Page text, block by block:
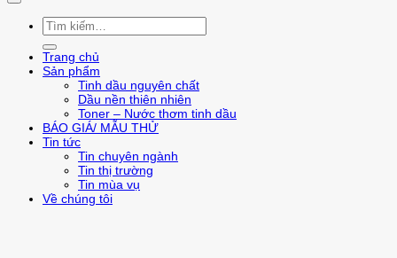
Tìm
kiếm:
Trang chủ
Sản phẩm
Tinh dầu nguyên chất
Dầu nền thiên nhiên
Toner – Nước thơm tinh dầu
BÁO GIÁ/ MẪU THỬ
Tin tức
Tin chuyên ngành
Tin thị trường
Tin mùa vụ
Về chúng tôi